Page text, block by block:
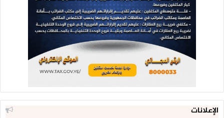
الإعلانات